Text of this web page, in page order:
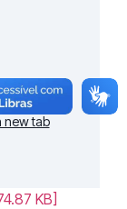
new tab
KB]